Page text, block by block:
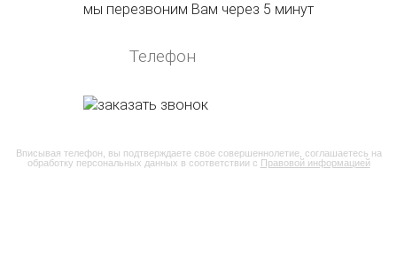
мы перезвоним Вам через 5 минут
Вписывая телефон, вы подтверждаете свое совершеннолетие, соглашаетесь на
обработку персональных данных в соответствии с Правовой информацией